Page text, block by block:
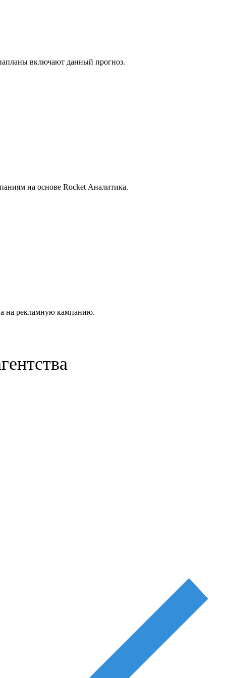
включают данный прогноз.
на основе Rocket Аналитика.
на рекламную кампанию.